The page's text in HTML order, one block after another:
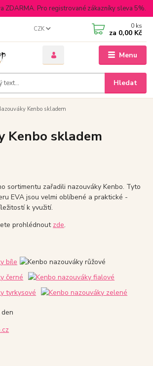
ZDARMA. Pro registrované zákazníky sleva 5%.
Menu
CZK
Hledat
0 ks
za 0,00 Kč
Kenbo skladem
Kenbo skladem
sortimentu zařadili nazouváky Kenbo. Tyto
EVA jsou velmi oblíbené a praktické -
k yvužití.
prohlédnout zde.